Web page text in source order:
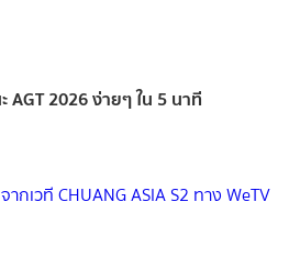
AGT 2026 ง่ายๆ ใน 5 นาที